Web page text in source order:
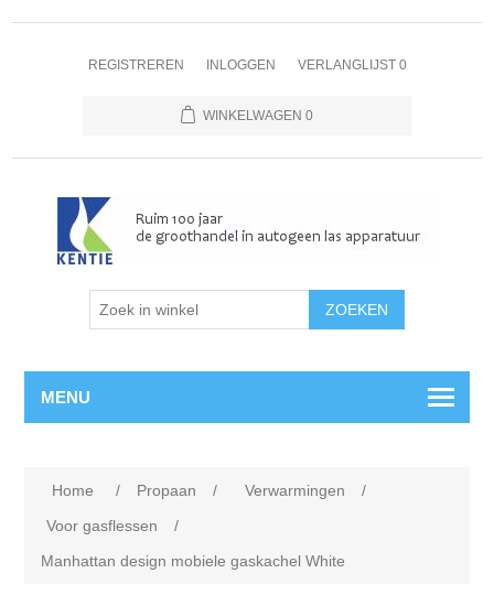
REGISTREREN INLOGGEN VERLANGLIJST 0
WINKELWAGEN 0
MENU
Home / Propaan / Verwarmingen
/
Voor gasflessen
/
Manhattan design mobiele gaskachel White